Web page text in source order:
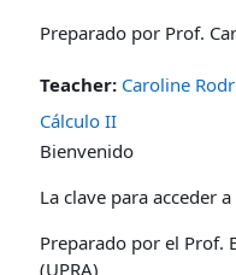
Preparado por Prof.
Teacher: Caroline
Cálculo II
Bienvenido
La clave para acceder
Preparado por el Prof.
(UPRA)